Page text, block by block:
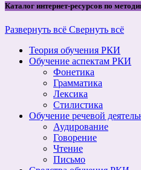
Каталог интернет-ресурсов по
Развернуть всё Свернуть всё
Теория обучения РКИ
Обучение аспектам РКИ
Фонетика
Грамматика
Лексика
Стилистика
Обучение речевой
Аудирование
Говорение
Чтение
Письмо